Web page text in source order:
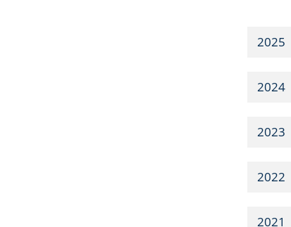
2025
2024
2023
2022
2021